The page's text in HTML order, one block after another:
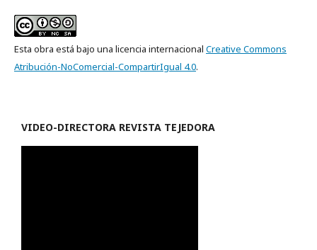
Esta obra está bajo una licencia internacional Creative Commons
Atribución-NoComercial-CompartirIgual 4.0.
VIDEO-DIRECTORA REVISTA TEJEDORA